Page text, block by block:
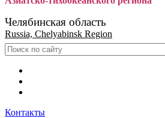
Челябинская область
Russia, Chelyabinsk Region
Контакты